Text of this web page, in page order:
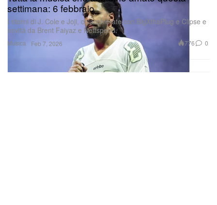
Musica
settimana: 6 febbraio
I ritorni di J. Cole e Joji, chiacchierate con BigXthaPlug e Clipse e
novità da Brent Faiyaz e Nettspend.
Feb 7, 2026 776 0